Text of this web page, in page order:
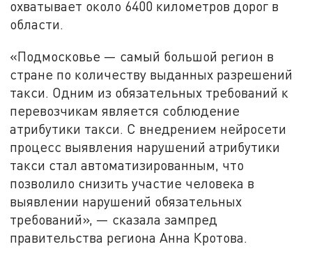
охватывает около 6400 километров дорог в
области.
«Подмосковье — самый большой регион в
стране по количеству выданных разрешений
такси. Одним из обязательных требований к
перевозчикам является соблюдение
атрибутики такси. С внедрением нейросети
процесс выявления нарушений атрибутики
такси стал автоматизированным, что
позволило снизить участие человека в
выявлении нарушений обязательных
требований», — сказала зампред
правительства региона Анна Кротова.